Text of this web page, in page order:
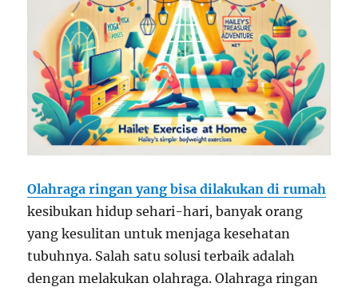
Olahraga ringan yang bisa dilakukan di rumah
kesibukan hidup sehari-hari, banyak orang
yang kesulitan untuk menjaga kesehatan
tubuhnya. Salah satu solusi terbaik adalah
dengan melakukan olahraga. Olahraga ringan